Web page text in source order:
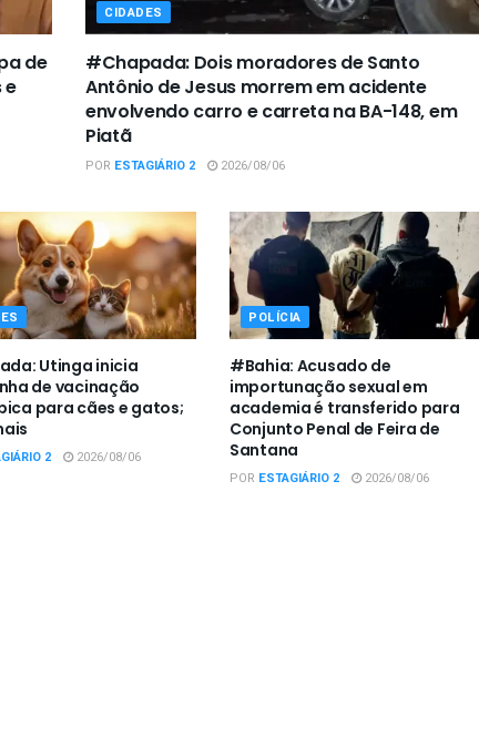
de
e
CIDADES
#Chapada: Dois moradores de Santo
Antônio de Jesus morrem em acidente
envolvendo carro e carreta na BA-148, em
Piatã
POR ESTAGIÁRIO 2 2026/08/06
Utinga inicia
de vacinação
para cães e gatos;
2 2026/08/06
POLÍCIA
#Bahia: Acusado de
importunação sexual em
academia é transferido para
Conjunto Penal de Feira de
Santana
POR ESTAGIÁRIO 2 2026/08/06